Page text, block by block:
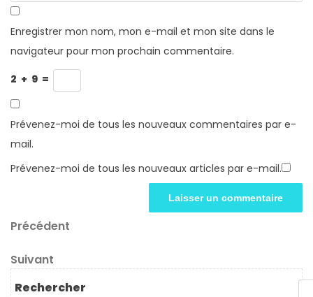
Enregistrer mon nom, mon e-mail et mon site dans le
navigateur pour mon prochain commentaire.
2 + 9 =
Prévenez-moi de tous les nouveaux commentaires par e-
mail.
Prévenez-moi de tous les nouveaux articles par e-mail.
Navigation
de
l’article
Article
Précédent
Article
suivant
Suivant
Rechercher